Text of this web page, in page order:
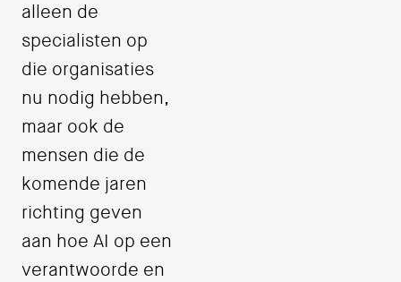
alleen de
specialisten op
die organisaties
nu nodig hebben,
maar ook de
mensen die de
komende jaren
richting geven
aan hoe AI op een
verantwoorde en